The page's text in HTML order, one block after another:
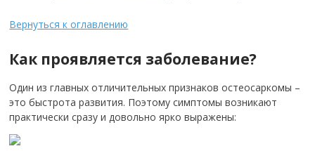
Вернуться к оглавлению
Как проявляется заболевание?
Один из главных отличительных признаков остеосаркомы –
это быстрота развития. Поэтому симптомы возникают
практически сразу и довольно ярко выражены: